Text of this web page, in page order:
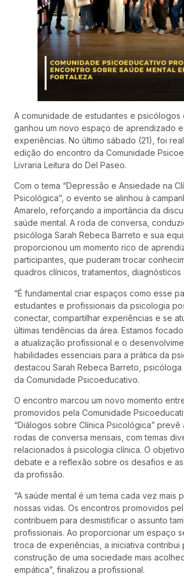
A comunidade de estudantes e psicólogos
ganhou um novo espaço de aprendizado
experiências. No último sábado (21), foi
edição do encontro da Comunidade
Livraria Leitura do Del Paseo.
Com o tema “Depressão e Ansiedade na
Psicológica”, o evento se alinhou à
Amarelo, reforçando a importância da
saúde mental. A roda de conversa,
psicóloga Sarah Rebeca Barreto e sua
proporcionou um momento rico de
participantes, que puderam trocar
quadros clínicos, tratamentos,
“É fundamental criar espaços como esse
estudantes e profissionais da psicologia
conectar, compartilhar experiências e se
últimas tendências da área. Estamos
a atualização profissional e o
habilidades essenciais para a prática da
destacou Sarah Rebeca Barreto,
da Comunidade Psicoeducativo.
O encontro marcou um novo momento
promovidos pela Comunidade
“Diálogos sobre Clínica Psicológica”
rodas de conversa mensais, com temas
relacionados à psicologia clínica. O
debate e a reflexão sobre os desafios e
da profissão.
“A saúde mental é um tema cada vez mais
nossas vidas. Os encontros promovidos
contribuem para desmistificar o assunto
profissionais. Ao proporcionar um espaço
troca de experiências, a iniciativa contribui
construção de uma sociedade mais
empática”, finalizou a profissional.